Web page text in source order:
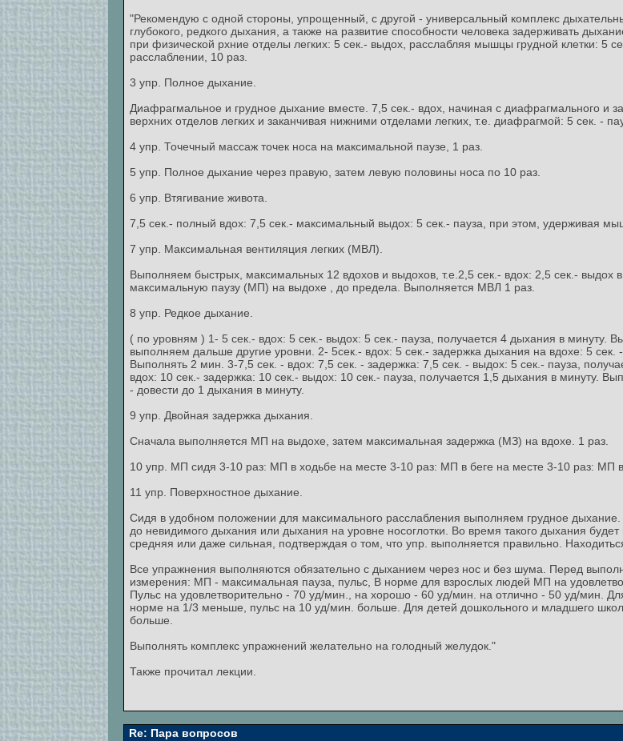
"Рекомендую с одной стороны, упрощенный, с другой - универсальный комплекс
глубокого, редкого дыхания, а также на развитие способности человека задерживать
при физической рхние отделы легких: 5 сек.- выдох, расслабляя мышцы грудной клетки: 5
расслаблении, 10 раз.
3 упр. Полное дыхание.
Диафрагмальное и грудное дыхание вместе. 7,5 сек.- вдох, начиная с диафрагмального и
верхних отделов легких и заканчивая нижними отделами легких, т.е. диафрагмой: 5 сек. -
4 упр. Точечный массаж точек носа на максимальной паузе, 1 раз.
5 упр. Полное дыхание через правую, затем левую половины носа по 10 раз.
6 упр. Втягивание живота.
7,5 сек.- полный вдох: 7,5 сек.- максимальный выдох: 5 сек.- пауза, при этом, удерживая
7 упр. Максимальная вентиляция легких (МВЛ).
Выполняем быстрых, максимальных 12 вдохов и выдохов, т.е.2,5 сек.- вдох: 2,5 сек.-
максимальную паузу (МП) на выдохе , до предела. Выполняется МВЛ 1 раз.
8 упр. Редкое дыхание.
( по уровням ) 1- 5 сек.- вдох: 5 сек.- выдох: 5 сек.- пауза, получается 4 дыхания в минуту.
выполняем дальше другие уровни. 2- 5сек.- вдох: 5 сек.- задержка дыхания на вдохе: 5 сек.
Выполнять 2 мин. 3-7,5 сек. - вдох: 7,5 сек. - задержка: 7,5 сек. - выдох: 5 сек.- пауза,
вдох: 10 сек.- задержка: 10 сек.- выдох: 10 сек.- пауза, получается 1,5 дыхания в минуту.
- довести до 1 дыхания в минуту.
9 упр. Двойная задержка дыхания.
Сначала выполняется МП на выдохе, затем максимальная задержка (МЗ) на вдохе. 1 раз.
10 упр. МП сидя 3-10 раз: МП в ходьбе на месте 3-10 раз: МП в беге на месте 3-10 раз: МП
11 упр. Поверхностное дыхание.
Сидя в удобном положении для максимального расслабления выполняем грудное
до невидимого дыхания или дыхания на уровне носоглотки. Во время такого дыхания будет
средняя или даже сильная, подтверждая о том, что упр. выполняется правильно.
Все упражнения выполняются обязательно с дыханием через нос и без шума. Перед
измерения: МП - максимальная пауза, пульс, В норме для взрослых людей МП на
Пульс на удовлетворительно - 70 уд/мин., на хорошо - 60 уд/мин. на отлично - 50 уд/мин.
норме на 1/3 меньше, пульс на 10 уд/мин. больше. Для детей дошкольного и младшего
больше.
Выполнять комплекс упражнений желательно на голодный желудок."
Также прочитал лекции.
Re: Пара вопросов